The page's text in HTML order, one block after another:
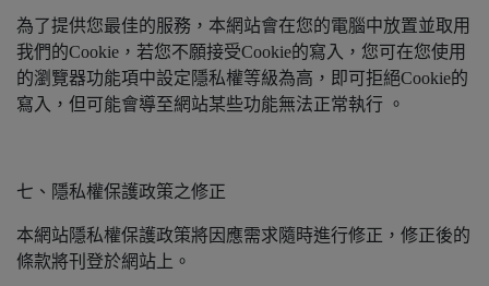
為了提供您最佳的服務，本網站會在您的電腦中放置並取用
我們的Cookie，若您不願接受Cookie的寫入，您可在您使用
的瀏覽器功能項中設定隱私權等級為高，即可拒絕Cookie的
寫入，但可能會導至網站某些功能無法正常執行 。
七、隱私權保護政策之修正
本網站隱私權保護政策將因應需求隨時進行修正，修正後的
條款將刊登於網站上。